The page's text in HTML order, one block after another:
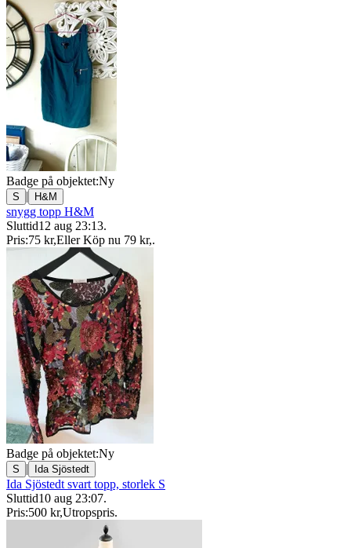
Badge på objektet:Ny
S | H&M
snygg topp H&M
Sluttid12 aug 23:13.
Pris:75 kr,Eller Köp nu 79 kr,.
Badge på objektet:Ny
S | Ida Sjöstedt
Ida Sjöstedt svart topp, storlek S
Sluttid10 aug 23:07.
Pris:500 kr,Utropspris.